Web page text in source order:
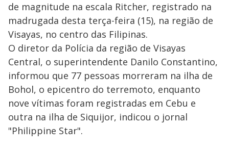
de magnitude na escala Ritcher, registrado na
madrugada desta terça-feira (15), na região de
Visayas, no centro das Filipinas.
O diretor da Polícia da região de Visayas
Central, o superintendente Danilo Constantino,
informou que 77 pessoas morreram na ilha de
Bohol, o epicentro do terremoto, enquanto
nove vítimas foram registradas em Cebu e
outra na ilha de Siquijor, indicou o jornal
"Philippine Star".